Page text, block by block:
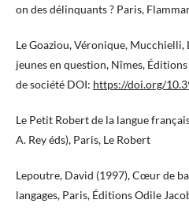
on des délinquants ? Paris,
Le Goaziou, Véronique, Mucchielli,
jeunes en question, Nîmes,
de société DOI: https://doi.org/
Le Petit Robert de la langue
A. Rey éds), Paris, Le Robert
Lepoutre, David (1997), Cœur de
langages, Paris, Éditions Odile